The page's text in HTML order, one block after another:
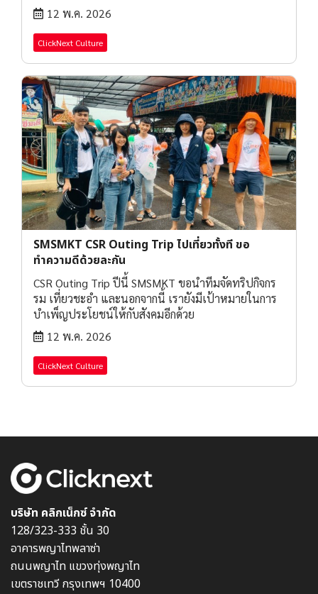
12 พ.ค. 2026
ClickNext Culture
SMSMKT CSR Outing Trip ไปเที่ยวทั้งที ขอ
ทำความดีด้วยละกัน
CSR Outing Trip ปีนี้ SMSMKT ขอนำทีมจัดทริปกิจกร
รม เที่ยวชะอำ และนอกจากนี้ เรายังมีเป้าหมายในการ
บำเพ็ญประโยชน์ให้กับสังคมอีกด้วย
12 พ.ค. 2026
ClickNext Culture
บริษัท คลิกเน็กซ์ จำกัด
128/323-333 ชั้น 30
อาคารพญาไทพลาซ่า
ถนนพญาไท แขวงทุ่งพญาไท
เขตราชเทวี กรุงเทพฯ 10400